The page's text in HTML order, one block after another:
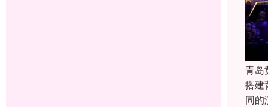
青岛
搭建
同的